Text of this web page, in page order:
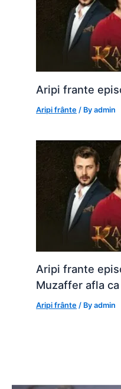
Aripi frante
Aripi frânte / Byadmin
Aripi frante
Muzaffer afla
Aripi frânte / Byadmin